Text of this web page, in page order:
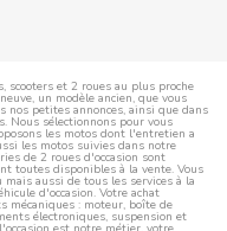
scooters et 2 roues au plus proche
un modèle ancien, que vous
nos petites annonces, ainsi que dans
Nous sélectionnons pour vous
les motos dont l'entretien a
les motos suivies dans notre
de 2 roues d'occasion sont
toutes disponibles à la vente. Vous
aussi de tous les services à la
d'occasion. Votre achat
mécaniques : moteur, boîte de
électroniques, suspension et